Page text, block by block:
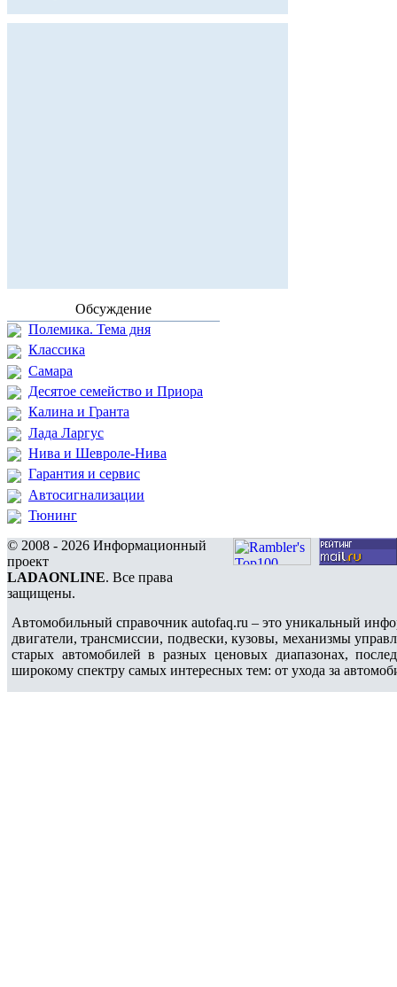
Обсуждение
Полемика. Тема дня
Классика
Самара
Десятое семейство и Приора
Калина и Гранта
Лада Ларгус
Нива и Шевроле-Нива
Гарантия и сервис
Автосигнализации
Тюнинг
© 2008 - 2026 Информационный
проект
LADAONLINE. Все права
защищены.
Автомобильный справочник autofaq.ru – это уникальный
двигатели, трансмиссии, подвески, кузовы, механизмы
старых автомобилей в разных ценовых диапазонах,
широкому спектру самых интересных тем: от ухода за